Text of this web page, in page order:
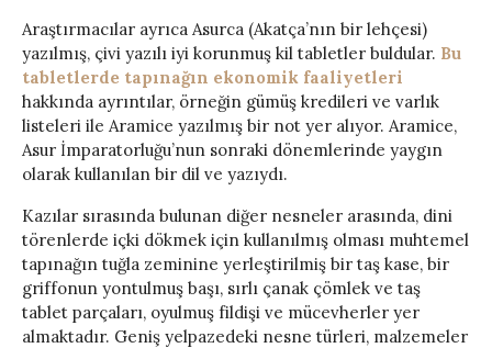
Araştırmacılar ayrıca Asurca (Akatça’nın bir lehçesi)
yazılmış, çivi yazılı iyi korunmuş kil tabletler buldular. Bu
tabletlerde tapınağın ekonomik faaliyetleri
hakkında ayrıntılar, örneğin gümüş kredileri ve varlık
listeleri ile Aramice yazılmış bir not yer alıyor. Aramice,
Asur İmparatorluğu’nun sonraki dönemlerinde yaygın
olarak kullanılan bir dil ve yazıydı.
Kazılar sırasında bulunan diğer nesneler arasında, dini
törenlerde içki dökmek için kullanılmış olması muhtemel
tapınağın tuğla zeminine yerleştirilmiş bir taş kase, bir
griffonun yontulmuş başı, sırlı çanak çömlek ve taş
tablet parçaları, oyulmuş fildişi ve mücevherler yer
almaktadır. Geniş yelpazedeki nesne türleri, malzemeler